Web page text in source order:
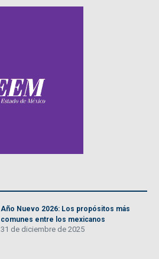
Año Nuevo 2026: Los propósitos más
comunes entre los mexicanos
31 de diciembre de 2025